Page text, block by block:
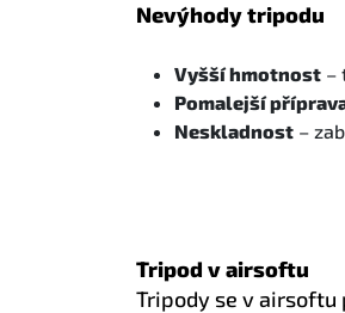
Nevýhody tripodu
Vyšší hmotnost –
Pomalejší
Neskladnost –
Tripod v airsoftu
Tripody se v